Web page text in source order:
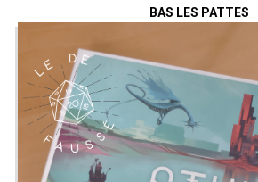
BAS LES PATTES